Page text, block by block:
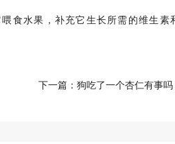
食水果，补充它生长所需的维生素
下一篇： 狗吃了一个杏仁有事吗